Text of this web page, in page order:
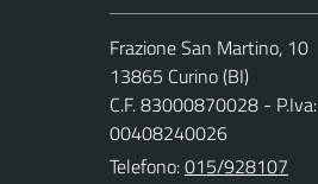
Frazione San Martino, 10
13865 Curino (BI)
C.F. 83000870028 - P.Iva:
00408240026
Telefono:015/928107